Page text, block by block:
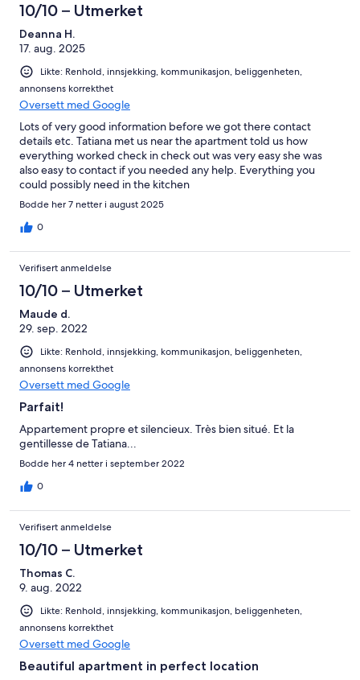
10/10 – Utmerket
Deanna H.
17. aug. 2025
Likte: Renhold, innsjekking, kommunikasjon, beliggenheten,
annonsens korrekthet
Oversett med Google
Lots of very good information before we got there contact
details etc. Tatiana met us near the apartment told us how
everything worked check in check out was very easy she was
also easy to contact if you needed any help. Everything you
could possibly need in the kitchen
Bodde her 7 netter i august 2025
0
Verifisert anmeldelse
10/10 – Utmerket
Maude d.
29. sep. 2022
Likte: Renhold, innsjekking, kommunikasjon, beliggenheten,
annonsens korrekthet
Oversett med Google
Parfait!
Appartement propre et silencieux. Très bien situé. Et la
gentillesse de Tatiana...
Bodde her 4 netter i september 2022
0
Verifisert anmeldelse
10/10 – Utmerket
Thomas C.
9. aug. 2022
Likte: Renhold, innsjekking, kommunikasjon, beliggenheten,
annonsens korrekthet
Oversett med Google
Beautiful apartment in perfect location